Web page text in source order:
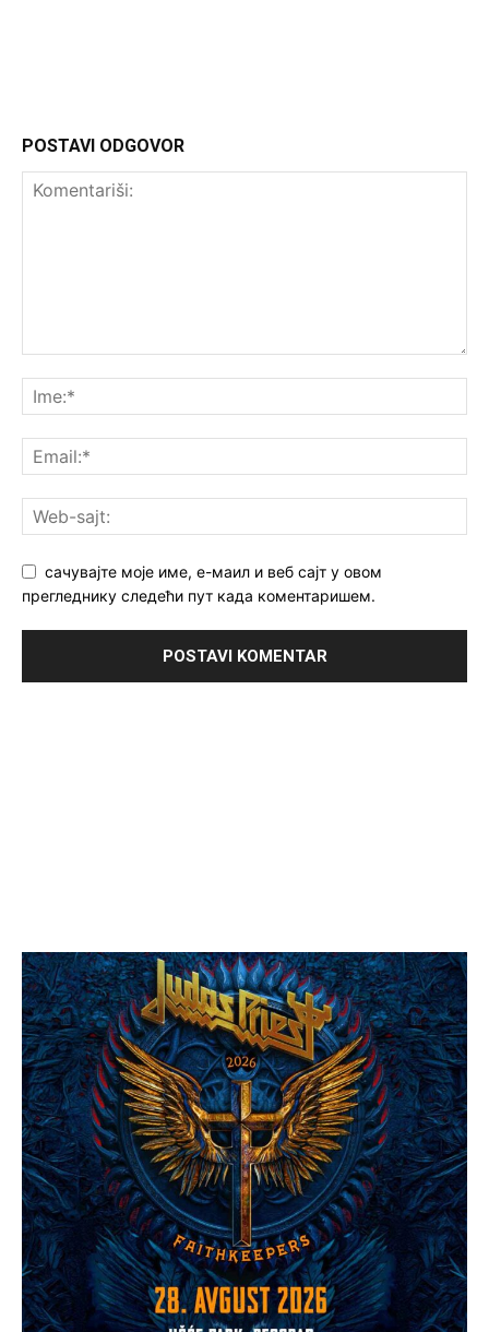
POSTAVI ODGOVOR
сачувајте моје име, е-маил и веб сајт у овом
прегледнику следећи пут када коментаришем.